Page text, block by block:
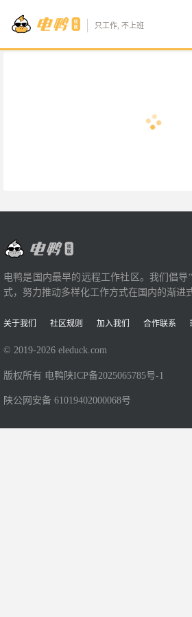
只工作, 不上班
电鸭是国内最早的远程工作社区。我们倡导
式，努力推动多样化工作方式在国内的渐进
关于我们 社区规则 加入我们 合作联系
© 2019-2026 eleduck.com
版权所有 电鸭 陕ICP备2025065785号-1
陕公网安备 61019402000068号